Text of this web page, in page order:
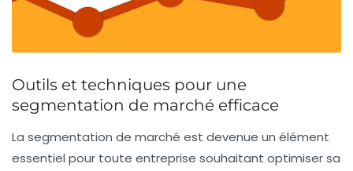
Outils et techniques pour une
segmentation de marché efficace
La segmentation de marché est devenue un élément
essentiel pour toute entreprise souhaitant optimiser sa